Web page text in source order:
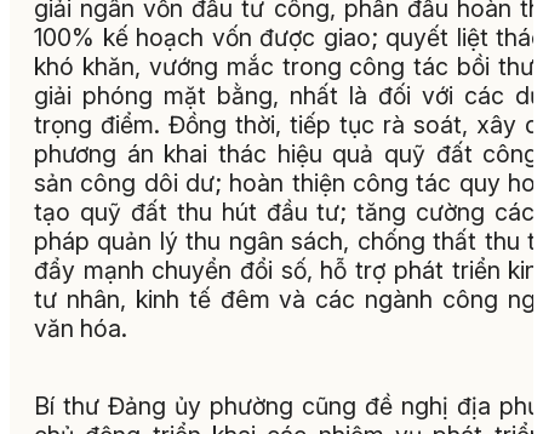
giải ngân vốn đầu tư công, phấn đấu hoàn
100% kế hoạch vốn được giao; quyết liệt
khó khăn, vướng mắc trong công tác bồi
giải phóng mặt bằng, nhất là đối với các
trọng điểm. Đồng thời, tiếp tục rà soát, xây
phương án khai thác hiệu quả quỹ đất
sản công dôi dư; hoàn thiện công tác quy
tạo quỹ đất thu hút đầu tư; tăng cường các
pháp quản lý thu ngân sách, chống thất thu
đẩy mạnh chuyển đổi số, hỗ trợ phát triển
tư nhân, kinh tế đêm và các ngành công
văn hóa.
Bí thư Đảng ủy phường cũng đề nghị địa